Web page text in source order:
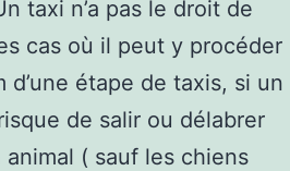
taxi n’a pas le droit de
cas où il peut y procéder
étape de taxis, si un
de salir ou délabrer
animal ( sauf les chiens